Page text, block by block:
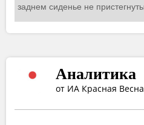
Аналитика
от ИА Красная Весна